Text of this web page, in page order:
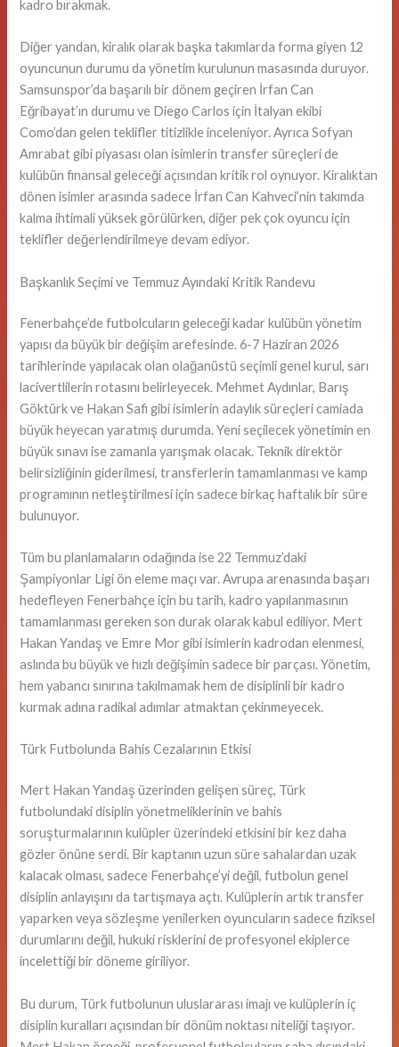
kadro bırakmak.
Diğer yandan, kiralık olarak başka takımlarda forma giyen 12
oyuncunun durumu da yönetim kurulunun masasında duruyor.
Samsunspor’da başarılı bir dönem geçiren İrfan Can
Eğribayat’ın durumu ve Diego Carlos için İtalyan ekibi
Como’dan gelen teklifler titizlikle inceleniyor. Ayrıca Sofyan
Amrabat gibi piyasası olan isimlerin transfer süreçleri de
kulübün finansal geleceği açısından kritik rol oynuyor. Kiralıktan
dönen isimler arasında sadece İrfan Can Kahveci’nin takımda
kalma ihtimali yüksek görülürken, diğer pek çok oyuncu için
teklifler değerlendirilmeye devam ediyor.
Başkanlık Seçimi ve Temmuz Ayındaki Kritik Randevu
Fenerbahçe’de futbolcuların geleceği kadar kulübün yönetim
yapısı da büyük bir değişim arefesinde. 6-7 Haziran 2026
tarihlerinde yapılacak olan olağanüstü seçimli genel kurul, sarı
lacivertlilerin rotasını belirleyecek. Mehmet Aydınlar, Barış
Göktürk ve Hakan Safi gibi isimlerin adaylık süreçleri camiada
büyük heyecan yaratmış durumda. Yeni seçilecek yönetimin en
büyük sınavı ise zamanla yarışmak olacak. Teknik direktör
belirsizliğinin giderilmesi, transferlerin tamamlanması ve kamp
programının netleştirilmesi için sadece birkaç haftalık bir süre
bulunuyor.
Tüm bu planlamaların odağında ise 22 Temmuz’daki
Şampiyonlar Ligi ön eleme maçı var. Avrupa arenasında başarı
hedefleyen Fenerbahçe için bu tarih, kadro yapılanmasının
tamamlanması gereken son durak olarak kabul ediliyor. Mert
Hakan Yandaş ve Emre Mor gibi isimlerin kadrodan elenmesi,
aslında bu büyük ve hızlı değişimin sadece bir parçası. Yönetim,
hem yabancı sınırına takılmamak hem de disiplinli bir kadro
kurmak adına radikal adımlar atmaktan çekinmeyecek.
Türk Futbolunda Bahis Cezalarının Etkisi
Mert Hakan Yandaş üzerinden gelişen süreç, Türk
futbolundaki disiplin yönetmeliklerinin ve bahis
soruşturmalarının kulüpler üzerindeki etkisini bir kez daha
gözler önüne serdi. Bir kaptanın uzun süre sahalardan uzak
kalacak olması, sadece Fenerbahçe’yi değil, futbolun genel
disiplin anlayışını da tartışmaya açtı. Kulüplerin artık transfer
yaparken veya sözleşme yenilerken oyuncuların sadece fiziksel
durumlarını değil, hukuki risklerini de profesyonel ekiplerce
incelettiği bir döneme giriliyor.
Bu durum, Türk futbolunun uluslararası imajı ve kulüplerin iç
disiplin kuralları açısından bir dönüm noktası niteliği taşıyor.